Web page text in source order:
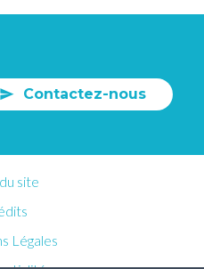
Contactez-nous
site
Légales